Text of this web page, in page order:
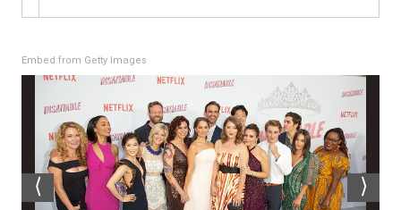
Embed from Getty Images